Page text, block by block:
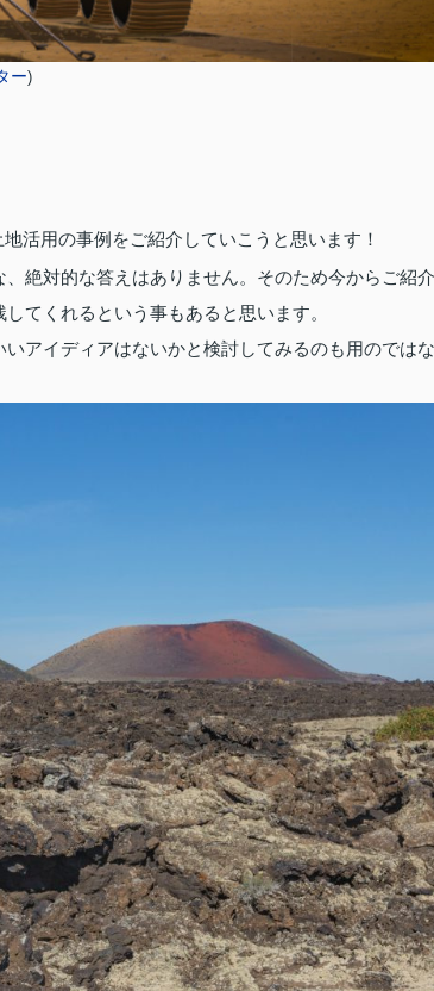
ー)
活用の事例をご紹介していこうと思います！
絶対的な答えはありません。そのため今からご紹介
てくれるという事もあると思います。
アイディアはないかと検討してみるのも用のではな